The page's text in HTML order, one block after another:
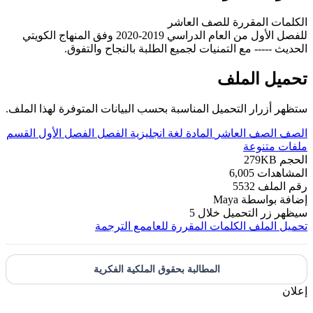
الكلمات المقررة للصف العاشر
للفصل الأول من العام الدراسي 2019-2020 وفق المنهاج الكويتي
الحديث ----- مع التمنيات لجميع الطلبة بالنجاح والتفوق.
تحميل الملف
ستظهر أزرار التحميل المناسبة بحسب البيانات المتوفرة لهذا الملف.
الصف الصف العاشر المادة لغة انجليزية الفصل الفصل الأول
القسم
ملفات متنوعة
الحجم 279KB
المشاهدات 6,005
رقم الملف 5532
إضافة بواسطة Maya
سيظهر زر التحميل خلال 5
تحميل الملف
الكلمات المقررة للعاممع الترجمة
المطالبة بحقوق الملكية الفكرية
إعلان